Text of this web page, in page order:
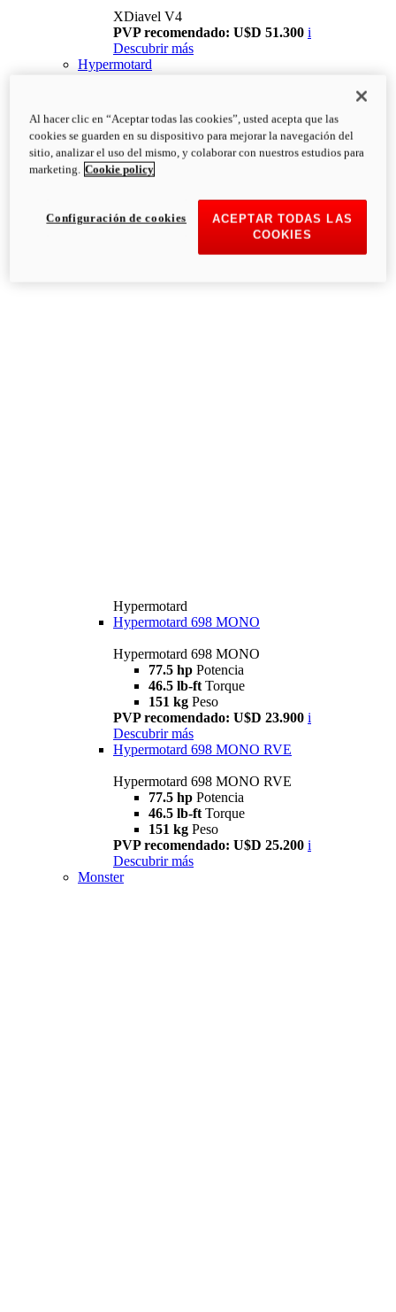
XDiavel V4
PVP recomendado: U$D 51.300 i
Descubrir más
Hypermotard
Hypermotard
Hypermotard 698 MONO
Hypermotard 698 MONO
77.5 hp Potencia
46.5 lb-ft Torque
151 kg Peso
PVP recomendado: U$D 23.900 i
Descubrir más
Hypermotard 698 MONO RVE
Hypermotard 698 MONO RVE
77.5 hp Potencia
46.5 lb-ft Torque
151 kg Peso
PVP recomendado: U$D 25.200 i
Descubrir más
Monster
Al hacer clic en “Aceptar todas las cookies”, usted acepta que las
cookies se guarden en su dispositivo para mejorar la navegación del
sitio, analizar el uso del mismo, y colaborar con nuestros estudios para
marketing. Cookie policy
ACEPTAR TODAS LAS
COOKIES
Configuración de cookies